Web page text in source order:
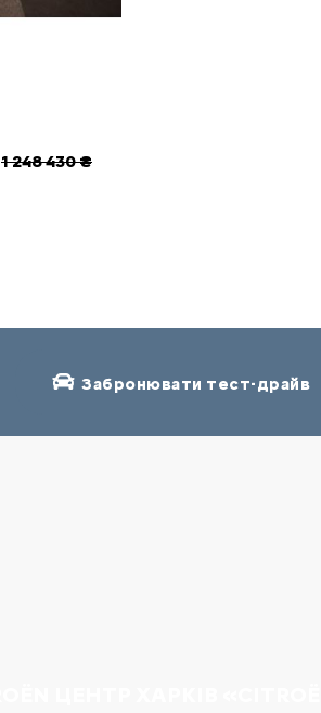
1 248 430 ₴
Забронювати тест-драйв